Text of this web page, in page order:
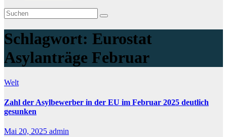
Schlagwort: Eurostat
Asylanträge Februar
Welt
Zahl der Asylbewerber in der EU im Februar 2025 deutlich
gesunken
Mai 20, 2025 admin